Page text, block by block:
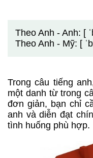
Theo Anh - Anh: [
Theo Anh - Mỹ: [
Trong câu tiếng
một danh từ trong
đơn giản, bạn chỉ
anh và diễn đạt
tình huống phù hợp.